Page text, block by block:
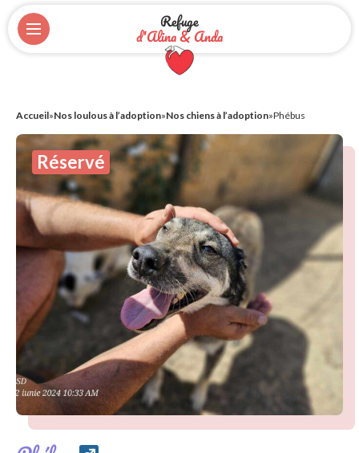
Refuge
d'Alina & Anda
Accueil»Nos loulous à l’adoption»Nos chiens à l’adoption»Phébus
Réservé